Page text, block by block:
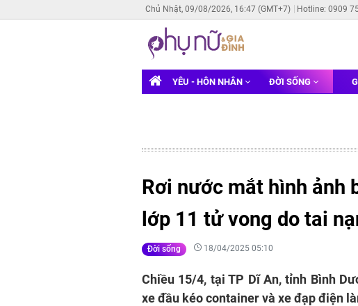
Chủ Nhật, 09/08/2026, 16:47 (GMT+7) Hotline: 0909
YÊU - HÔN NHÂN ĐỜI SỐNG
Rơi nước mắt hình ảnh
lớp 11 tử vong do tai
Đời sống 18/04/2025 05:10
Chiều 15/4, tại TP Dĩ An, tỉnh Bình
xe đầu kéo container và xe đạp điện